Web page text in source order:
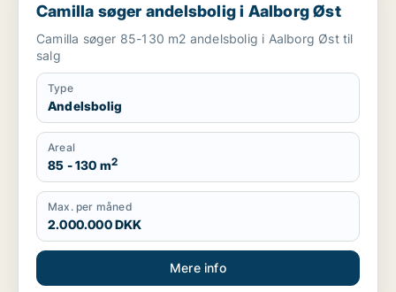
Camilla søger andelsbolig i Aalborg Øst
Camilla søger 85-130 m2 andelsbolig i Aalborg Øst til
salg
Type
Andelsbolig
Areal
85 - 130 m2
Max. per måned
2.000.000 DKK
Mere info